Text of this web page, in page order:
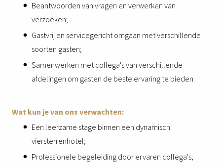
Beantwoorden van vragen en verwerken van
verzoeken;
Gastvrij en servicegericht omgaan met verschillende
soorten gasten;
Samenwerken met collega's van verschillende
afdelingen om gasten de beste ervaring te bieden.
Wat kun je van ons verwachten:
Een leerzame stage binnen een dynamisch
viersterrenhotel;
Professionele begeleiding door ervaren collega's;